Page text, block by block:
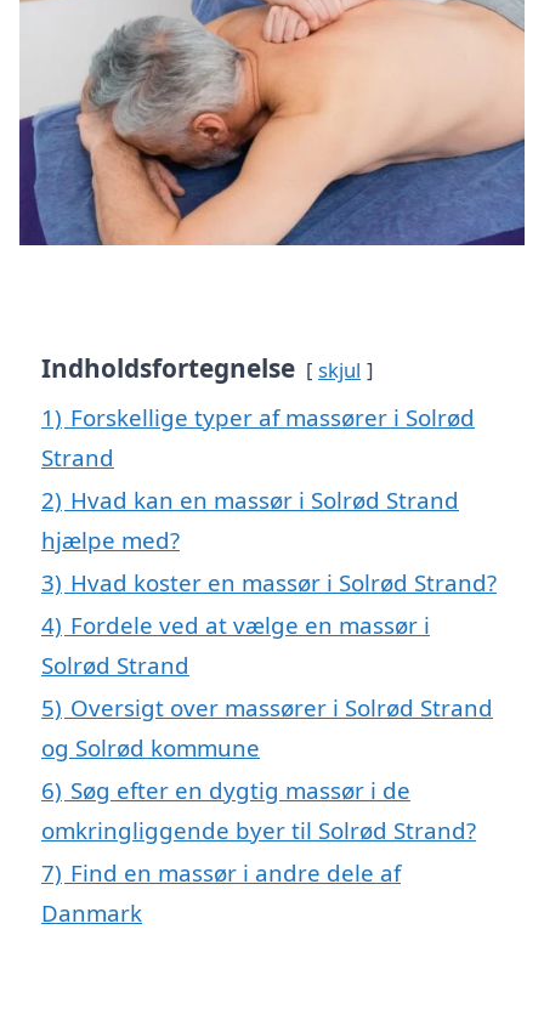
Indholdsfortegnelse skjul
1) Forskellige typer af massører i Solrød
Strand
2) Hvad kan en massør i Solrød Strand
hjælpe med?
3) Hvad koster en massør i Solrød Strand?
4) Fordele ved at vælge en massør i
Solrød Strand
5) Oversigt over massører i Solrød Strand
og Solrød kommune
6) Søg efter en dygtig massør i de
omkringliggende byer til Solrød Strand?
7) Find en massør i andre dele af
Danmark